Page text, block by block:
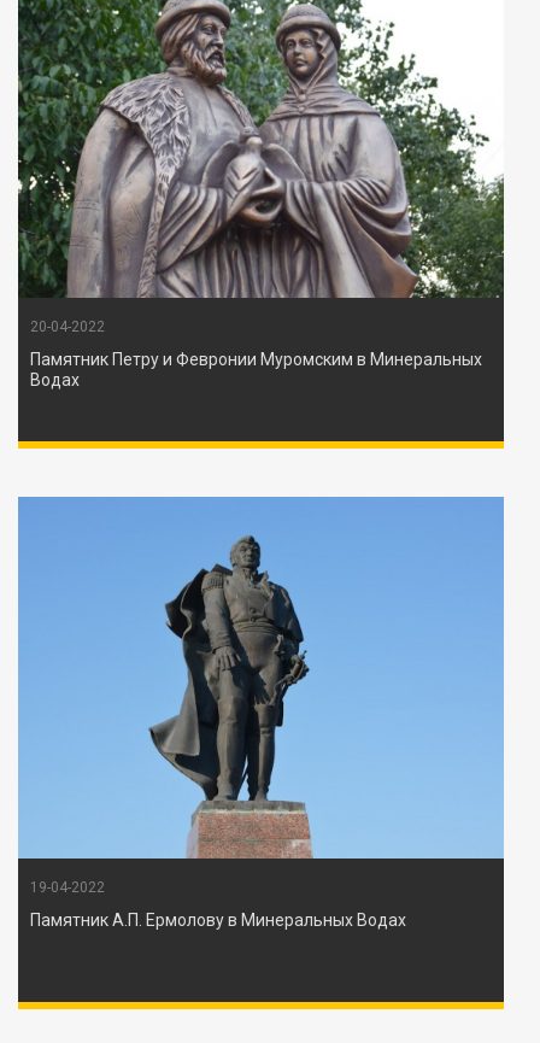
20-04-2022
Памятник Петру и Февронии Муромским в Минеральных
Водах
19-04-2022
Памятник А.П. Ермолову в Минеральных Водах